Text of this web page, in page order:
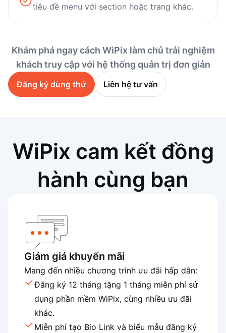
tiêu đề menu với section hoặc trang khác.
Khám phá ngay cách WiPix làm chủ trải nghiệm
khách truy cập với hệ thống quản trị đơn giản
Đăng ký dùng thử Liên hệ tư vấn
WiPix cam kết đồng
hành cùng bạn
Giảm giá khuyến mãi
Mang đến nhiều chương trình ưu đãi hấp dẫn:
Đăng ký 12 tháng tặng 1 tháng miễn phí sử
dụng phần mềm WiPix, cùng nhiều ưu đãi
khác.
Miễn phí tạo Bio Link và biểu mẫu đăng ký